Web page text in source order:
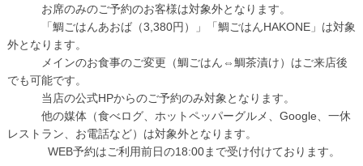
お席のみのご予約のお客様は対象外となります。
「鯛ごはんあおば（3,380円）」「鯛ごはんHAKONE」は対象
外となります。
メインのお食事のご変更（鯛ごはん⇔鯛茶漬け）はご来店後
でも可能です。
当店の公式HPからのご予約のみ対象となります。
他の媒体（食べログ、ホットペッパーグルメ、Google、一休
レストラン、お電話など）は対象外となります。
WEB予約はご利用前日の18:00まで受け付けております。